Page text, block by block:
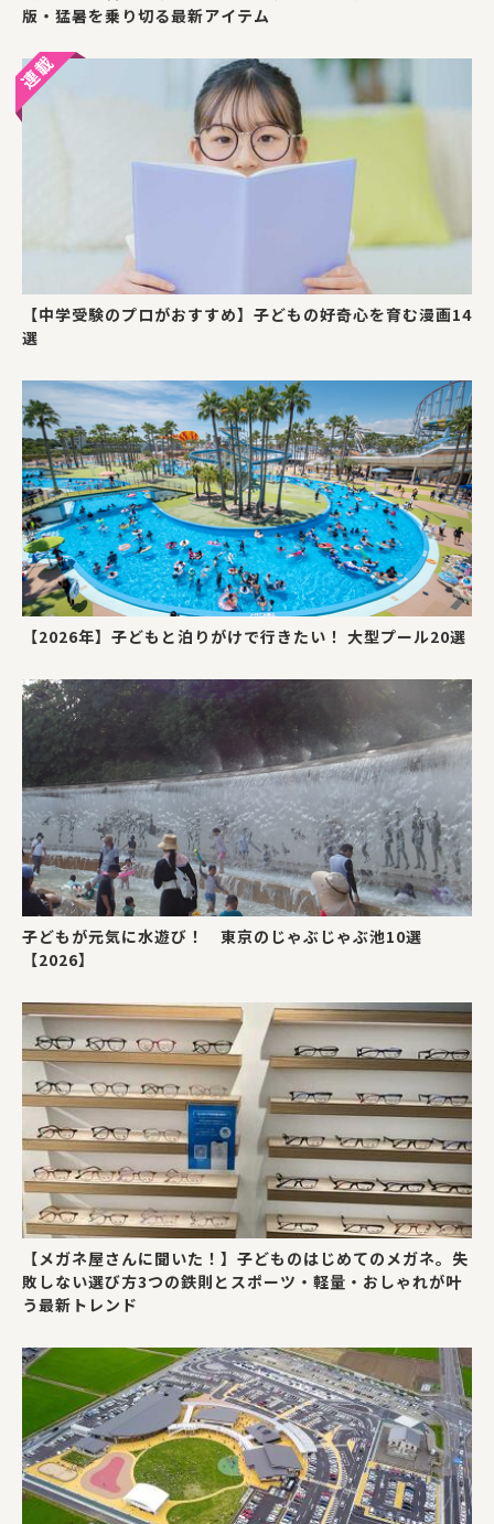
版・猛暑を乗り切る最新アイテム
【中学受験のプロがおすすめ】子どもの好奇心を育む漫画14
選
【2026年】子どもと泊りがけで行きたい！ 大型プール20選
子どもが元気に水遊び！ 東京のじゃぶじゃぶ池10選
【2026】
【メガネ屋さんに聞いた！】子どものはじめてのメガネ。失
敗しない選び方3つの鉄則とスポーツ・軽量・おしゃれが叶
う最新トレンド